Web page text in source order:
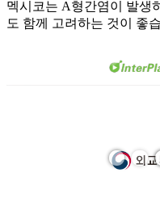
멕시코는 A형간염이 발생
도 함께 고려하는 것이 좋